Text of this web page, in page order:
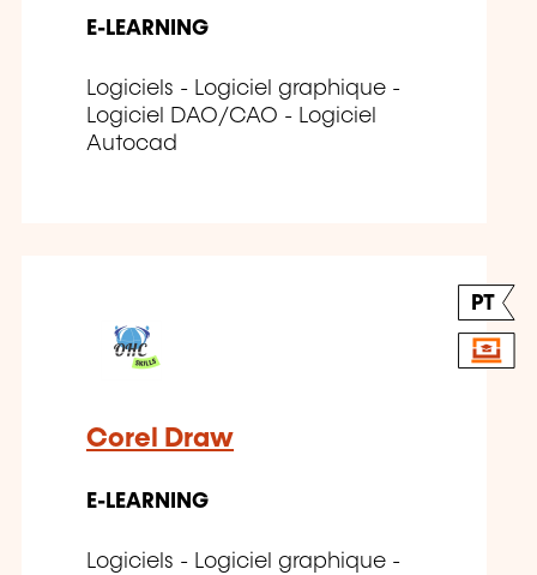
E-LEARNING
Logiciels - Logiciel graphique -
Logiciel DAO/CAO - Logiciel
Autocad
PT
Corel Draw
E-LEARNING
Logiciels - Logiciel graphique -